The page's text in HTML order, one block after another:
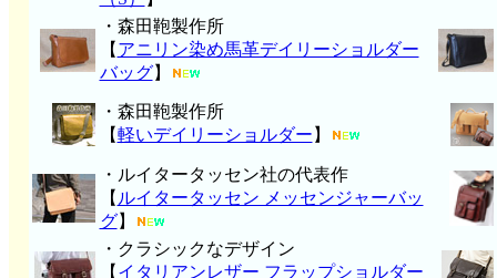
・森田鞄製作所
【 アニリン染め馬革デイリーショルダー
バッグ】
・森田鞄製作所
【軽いデイリーショルダー 】
・ルイタータッセン社の代表作
【 ルイタータッセン メッセンジャーバッ
グ】
・クラシックなデザイン
【 イタリアンレザー フラップショルダー